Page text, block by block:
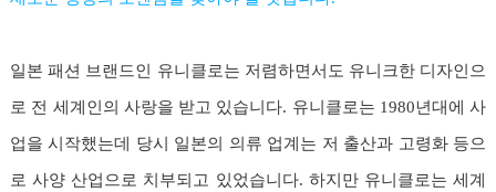
일본 패션 브랜드인 유니클로는 저렴하면서도 유니크한 디자인으
로 전 세계인의 사랑을 받고 있습니다. 유니클로는 1980년대에 사
업을 시작했는데 당시 일본의 의류 업계는 저 출산과 고령화 등으
로 사양 산업으로 치부되고 있었습니다. 하지만 유니클로는 세계